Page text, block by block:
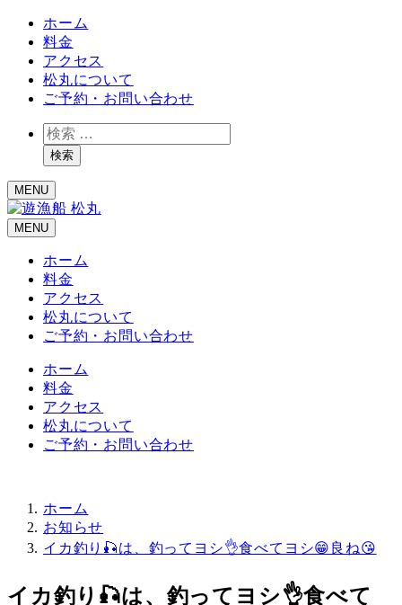
ホーム
料金
アクセス
松丸について
ご予約・お問い合わせ
検
索検索
MENU
MENU
ホーム
料金
アクセス
松丸について
ご予約・お問い合わせ
ホーム
料金
アクセス
松丸について
ご予約・お問い合わせ
ホーム
お知らせ
イカ釣り🎣は、釣ってヨシ👌食べてヨシ😁良ね😘
イカ釣り🎣は、釣ってヨシ👌食べて